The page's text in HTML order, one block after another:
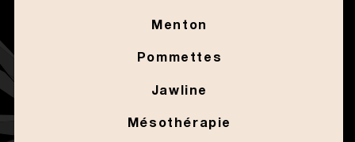
Menton
Pommettes
Jawline
Mésothérapie